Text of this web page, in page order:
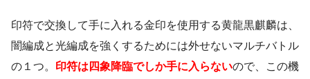
印符で交換して手に入れる金印を使用する黄龍黒麒麟は、
闇編成と光編成を強くするためには外せないマルチバトル
の１つ。 印符は四象降臨でしか手に入らないので、この機